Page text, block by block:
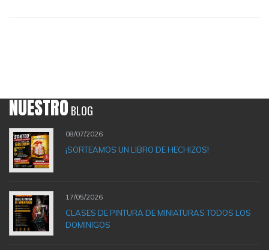
NUESTROBLOG
08/07/2026
¡SORTEAMOS UN LIBRO DE HECHIZOS!
17/05/2026
CLASES DE PINTURA DE MINIATURAS TODOS LOS
DOMINIGOS